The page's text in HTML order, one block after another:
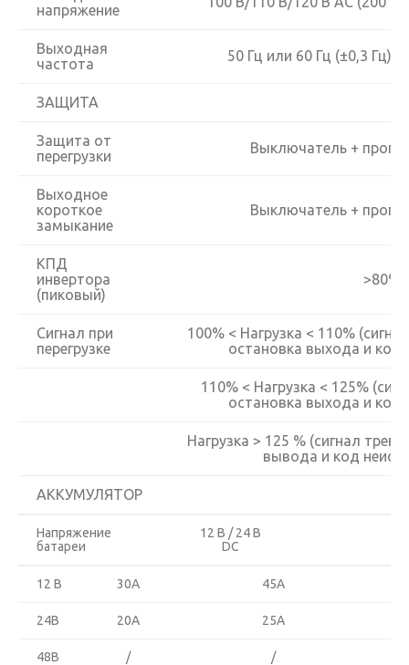
напряжение
Выходная
частота
50 Гц или 60 Гц (±0,3 Гц)
ЗАЩИТА
Защита от
перегрузки
Выключатель +
Выходное
короткое
замыкание
Выключатель +
КПД
инвертора
(пиковый)
>80%
Сигнал при
перегрузке
100% < Нагрузка < 110%
остановка выхода и код
110% < Нагрузка < 125%
остановка выхода и код
Нагрузка > 125 % (сигнал
вывода и код
АККУМУЛЯТОР
Напряжение
батареи
12 В / 24 В
DC
12 В 30А 45А
24В 20А 25А
48В / /